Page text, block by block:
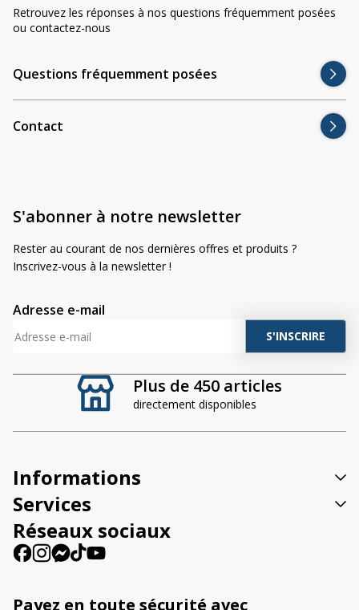
Plus de 450 articles
directement disponibles
Retrouvez les réponses à nos questions fréquemment posées
ou contactez-nous
Questions fréquemment posées
Contact
S'abonner à notre newsletter
Rester au courant de nos dernières offres et produits ?
Inscrivez-vous à la newsletter !
Adresse e-mail
A
t
i
v
e
:
Informations
Services
Réseaux sociaux
Payez en toute sécurité avec